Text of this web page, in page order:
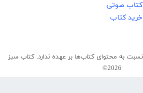
کتاب صوتی
خرید کتاب
به محتوای کتاب‌ها بر عهده ندارد. کتاب سبز
2026©